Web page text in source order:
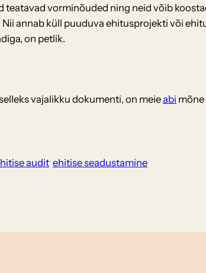
vorminõuded ning neid võib
annab küll puuduva ehitusprojekti või
on petlik.
vajalikku dokumenti, on meieabi mõne
audit ehitise seadustamine